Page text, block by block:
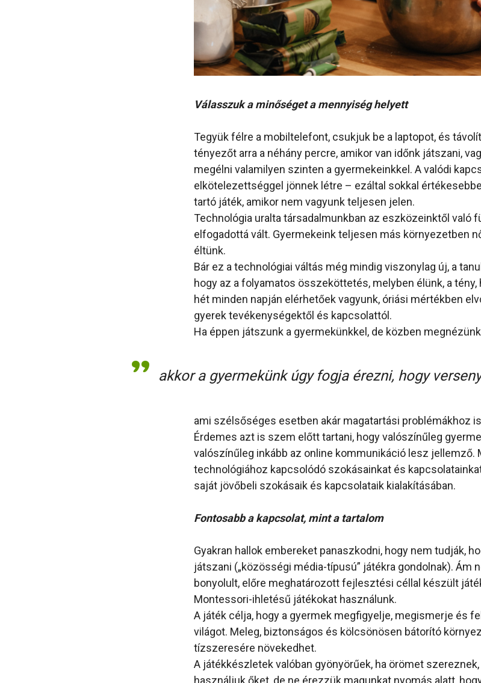
Válasszuk a minőséget a mennyiség helyett
Tegyük félre a mobiltelefont, csukjuk be a laptopot, és
tényezőt arra a néhány percre, amikor van időnk játszani,
megélni valamilyen szinten a gyermekeinkkel. A valódi
elkötelezettséggel jönnek létre – ezáltal sokkal
tartó játék, amikor nem vagyunk teljesen jelen.
Technológia uralta társadalmunkban az eszközeinktől való
elfogadottá vált. Gyermekeink teljesen más környezetben
éltünk.
Bár ez a technológiai váltás még mindig viszonylag új, a
hogy az a folyamatos összeköttetés, melyben élünk, a tény,
hét minden napján elérhetőek vagyunk, óriási mértékben
gyerek tevékenységektől és kapcsolattól.
Ha éppen játszunk a gyermekünkkel, de közben
akkor a gyermekünk úgy fogja érezni, hogy
ami szélsőséges esetben akár magatartási problémákhoz
Érdemes azt is szem előtt tartani, hogy valószínűleg
valószínűleg inkább az online kommunikáció lesz jellemző.
technológiához kapcsolódó szokásainkat és
saját jövőbeli szokásaik és kapcsolataik kialakításában.
Fontosabb a kapcsolat, mint a tartalom
Gyakran hallok embereket panaszkodni, hogy nem tudják,
játszani („közösségi média-típusú” játékra gondolnak). Ám
bonyolult, előre meghatározott fejlesztési céllal készült
Montessori-ihletésű játékokat használunk.
A játék célja, hogy a gyermek megfigyelje, megismerje és
világot. Meleg, biztonságos és kölcsönösen bátorító
tízszeresére növekedhet.
A játékkészletek valóban gyönyörűek, ha örömet
használjuk őket, de ne érezzük magunkat nyomás alatt,